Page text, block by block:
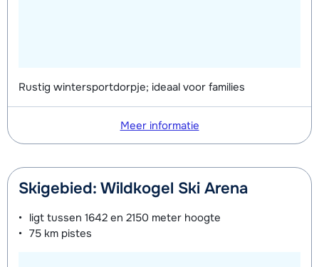
Rustig wintersportdorpje; ideaal voor families
Meer informatie
Skigebied: Wildkogel Ski Arena
ligt tussen 1642 en 2150 meter hoogte
75 km pistes